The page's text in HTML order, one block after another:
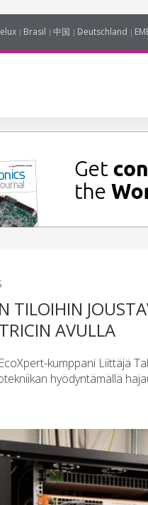
Brasil 中国 Deutschland
TILOIHIN
AVULLA
kumppani Liittäjä
hyödyntämällä